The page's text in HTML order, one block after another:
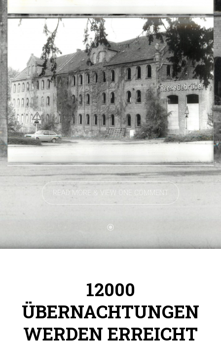
READ MORE & VIEW ONE COMMENT
12000
ÜBERNACHTUNGEN
WERDEN ERREICHT